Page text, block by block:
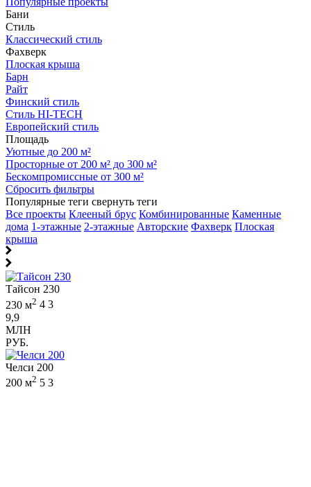
Бани
Стиль
Классический стиль
Фахверк
Плоская крыша
Барн
Райт
Финский стиль
Стиль HI-TECH
Европейский стиль
Площадь
Уютные до 200 м²
Просторные от 200 м² до 300 м²
Бескомпромиссные от 300 м²
Сбросить фильтры
Популярные теги свернуть теги
Все проекты Клееный брус Комбинированные Каменные
дома 1-этажные 2-этажные Авторские Фахверк Плоская
крыша
Тайсон 230
230 м2 4 3
9,9
МЛН
РУБ.
Челси 200
200 м2 5 3